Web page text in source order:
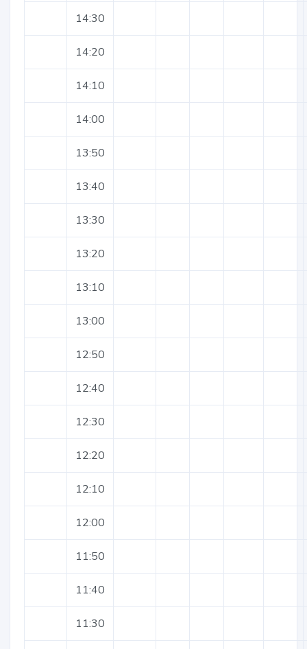
14:30
14:20
14:10
14:00
13:50
13:40
13:30
13:20
13:10
13:00
12:50
12:40
12:30
12:20
12:10
12:00
11:50
11:40
11:30